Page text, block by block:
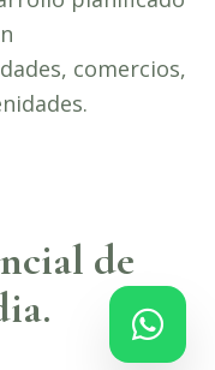
comercios,
de